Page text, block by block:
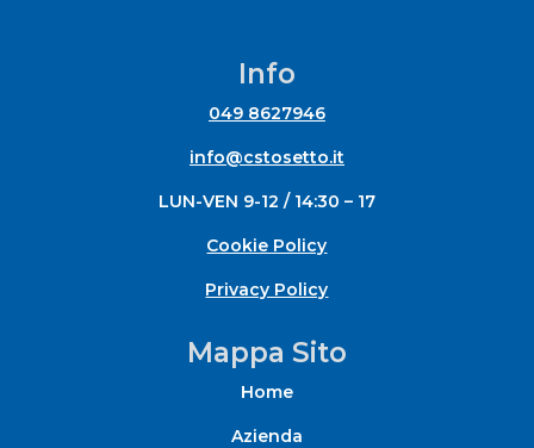
Info
049 8627946
info@cstosetto.it
LUN-VEN 9-12 / 14:30 – 17
Cookie Policy
Privacy Policy
Mappa Sito
Home
Azienda